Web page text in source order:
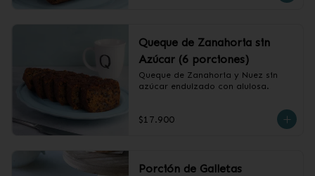
Queque de Zanahoria sin
Azúcar (6 porciones)
Queque de Zanahoria y Nuez sin
azúcar endulzado con alulosa.
$17.900
Porción de Galletas